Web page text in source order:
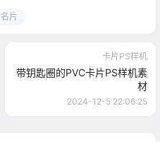
名片
卡片PS样机
带钥匙圈的PVC卡片PS样机素
材
2024-12-5 22:06:25